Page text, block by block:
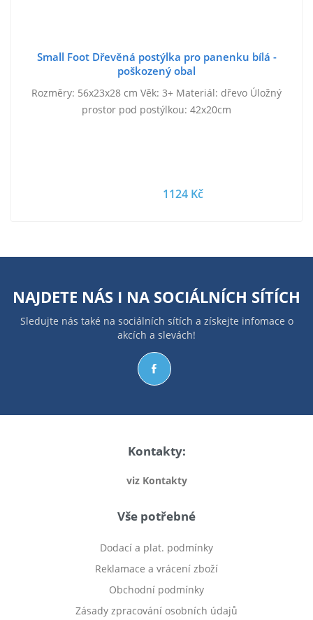
Small Foot Dřevěná postýlka pro panenku bílá -
poškozený obal
Rozměry: 56x23x28 cm Věk: 3+ Materiál: dřevo Úložný
prostor pod postýlkou: 42x20cm
1124 Kč
NAJDETE NÁS I NA SOCIÁLNÍCH SÍTÍCH
Sledujte nás také na sociálních sítích a získejte infomace o
akcích a slevách!
Kontakty:
viz Kontakty
Vše potřebné
Dodací a plat. podmínky
Reklamace a vrácení zboží
Obchodní podmínky
Zásady zpracování osobních údajů